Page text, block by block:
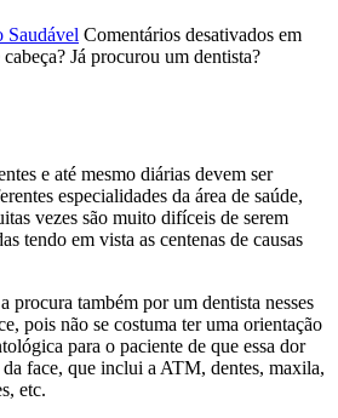
Saudável Comentários desativados em
Já procurou um dentista?
e até mesmo diárias devem ser
especialidades da área de saúde,
vezes são muito difíceis de serem
tendo em vista as centenas de causas
procura também por um dentista nesses
pois não se costuma ter uma orientação
para o paciente de que essa dor
face, que inclui a ATM, dentes, maxila,
etc.